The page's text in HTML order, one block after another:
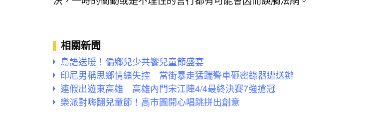
相關新聞
島語送暖！偏鄉兒少共饗兒童節盛宴
印尼男稱思鄉情緒失控 當街暴走猛踹警車砸密錄器遭送辦
連假出遊東高雄 高雄內門宋江陣4/4最終決賽7強搶冠
樂派對嗨翻兒童節！高市圖開心唱跳拼出創意